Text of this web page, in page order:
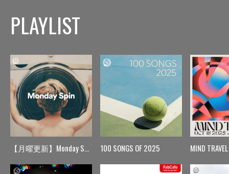
PLAYLIST
【月曜更新】Monday Spin 100 SONGS OF 2025 MIND TRAVEL